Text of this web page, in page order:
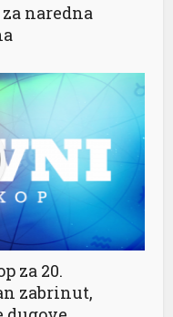
naredna
za 20.
zabrinut,